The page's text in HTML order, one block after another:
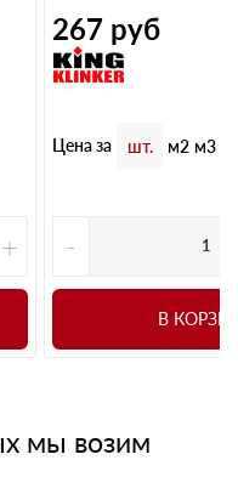
+
267 руб
Цена за шт. м2 м3
-
В
мы возим